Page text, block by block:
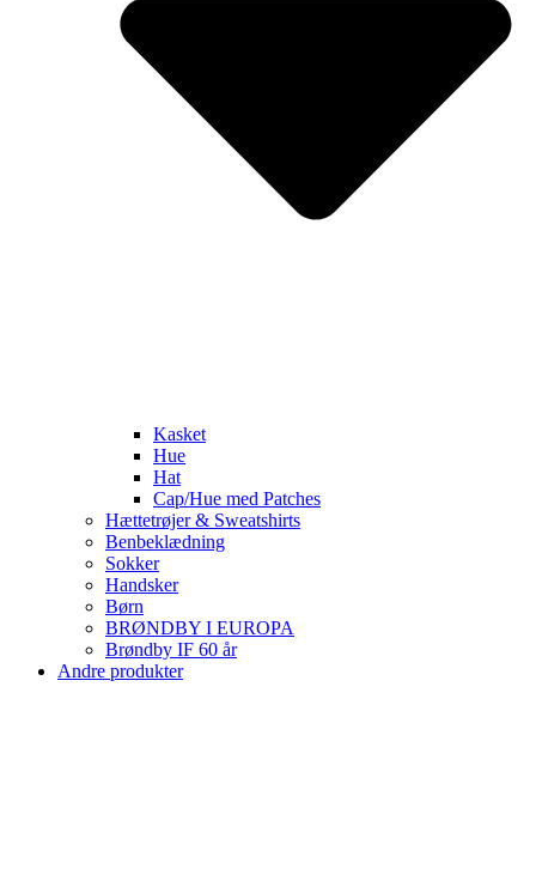
Kasket
Hue
Hat
Cap/Hue med Patches
Hættetrøjer & Sweatshirts
Benbeklædning
Sokker
Handsker
Børn
BRØNDBY I EUROPA
Brøndby IF 60 år
Andre produkter